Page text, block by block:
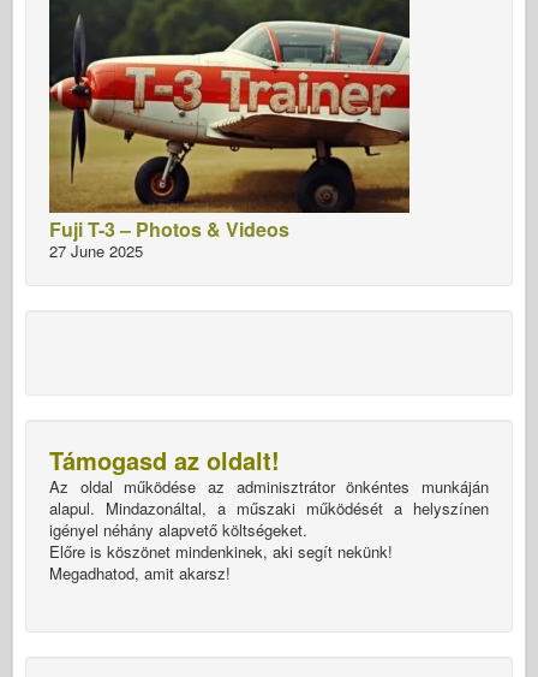
Fuji T-3 – Photos & Videos
27 June 2025
Támogasd az oldalt!
Az oldal működése az adminisztrátor önkéntes munkáján
alapul. Mindazonáltal, a műszaki működését a helyszínen
igényel néhány alapvető költségeket.
Előre is köszönet mindenkinek, aki segít nekünk!
Megadhatod, amit akarsz!